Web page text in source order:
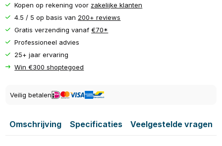
Kopen op rekening voor zakelijke klanten
4.5 / 5 op basis van 200+ reviews
Gratis verzending vanaf€70*
Professioneel advies
25+ jaar ervaring
Win €300 shoptegoed
Veilig betalen
Omschrijving Specificaties Veelgestelde vragen